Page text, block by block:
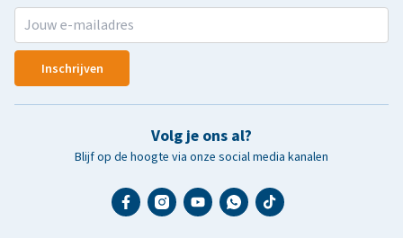
Inschrijven
Volg je ons al?
Blijf op de hoogte via onze social media kanalen